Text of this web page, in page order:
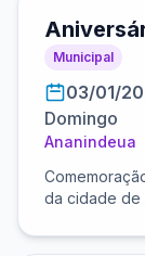
Municipal
03/01/
Domingo
Ananindeua
da cidade de